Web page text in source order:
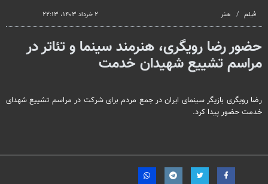
فیلم هنر ۲ خرداد ۱۴۰۳، ۲۲:۱۳
حضور رضا رویگری، هنرمند سینما و تئاتر در
مراسم تشییع شهیدان خدمت
رضا رویگری بازیگر سینمای ایران در جمع مردم برای شرکت در مراسم تشییع شهدای
خدمت حضور پیدا کرد.